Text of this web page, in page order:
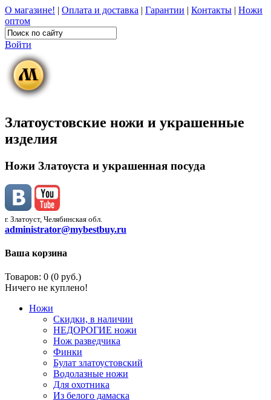
О магазине! | Оплата и доставка | Гарантии | Контакты | Ножи
оптом
Войти
Златоустовские ножи и украшенные
изделия
Ножи Златоуста и украшенная посуда
г. Златоуст, Челябинская обл.
administrator@mybestbuy.ru
Ваша корзина
Товаров: 0 (0 руб.)
Ничего не куплено!
Ножи
Скидки, в наличии
НЕДОРОГИЕ ножи
Нож разведчика
Финки
Булат златоустовский
Водолазные ножи
Для охотника
Из белого дамаска